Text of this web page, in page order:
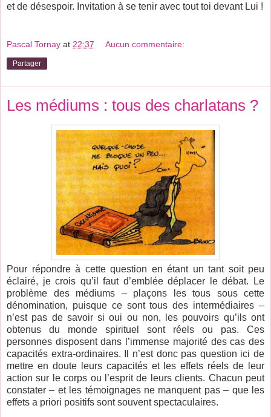
et de désespoir. Invitation à se tenir avec tout toi devant Lui !
Pascal Tornay at 22:37 Aucun commentaire:
Partager
Les médiums : tous des charlatans ?
Pour répondre à cette question en étant un tant soit peu
éclairé, je crois qu’il faut d’emblée déplacer le débat. Le
problème des médiums – plaçons les tous sous cette
dénomination, puisque ce sont tous des intermédiaires –
n’est pas de savoir si oui ou non, les pouvoirs qu’ils ont
obtenus du monde spirituel sont réels ou pas. Ces
personnes disposent dans l’immense majorité des cas des
capacités extra-ordinaires. Il n’est donc pas question ici de
mettre en doute leurs capacités et les effets réels de leur
action sur le corps ou l’esprit de leurs clients. Chacun peut
constater – et les témoignages ne manquent pas – que les
effets a priori positifs sont souvent spectaculaires.